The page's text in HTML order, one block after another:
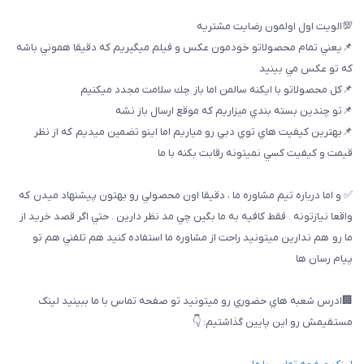
💯الويت اول اولمون رضايت مشتريه
📌يعني تمام محصولاتو خودمون عكس و فيلم ميگيريم كه دقيقا هموني باشه
كه تو عكس مي بينيد
📌كل محصولاتو با ايكنه سالمن اما باز چك سلامت مجدد ميكنيم
📌تو چندين بسته بندي ميزاريم كه موقع ارسال باز نشه
📌بهترين كيفيت هاي توي دبي رو مياريم اما اينو تضمين ميديم كه از نظر
قيمت و كيفيت كسي نميتونه رقابت بكنه با ما
✅ و اما درباره تيم مشاوره ما ، دقيقا اون محصولي رو بهتون پيشنهاد ميدن كه
واقعا نيازتونه . فقط كافيه به ما بگين چي مد نظر دارين . حتي اگر قصد خريد از
ما رو هم ندارين ميتونيد راحت از مشاوره ما استفاده كنيد هم تلفني هم تو
پيام رسان ها
🏢ادرس شعبه هاي حضوري رو ميتونيد تو صفحه تماس با ما ببینيد لینک
مستقیمش رو این پایین گذاشتیم: 👇